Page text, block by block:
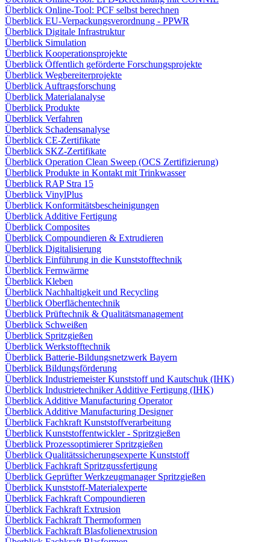
Überblick Online-Tool: PCF selbst berechnen
Überblick EU-Verpackungsverordnung - PPWR
Überblick Digitale Infrastruktur
Überblick Simulation
Überblick Kooperationsprojekte
Überblick Öffentlich geförderte Forschungsprojekte
Überblick Wegbereiterprojekte
Überblick Auftragsforschung
Überblick Materialanalyse
Überblick Produkte
Überblick Verfahren
Überblick Schadensanalyse
Überblick CE-Zertifikate
Überblick SKZ-Zertifikate
Überblick Operation Clean Sweep (OCS Zertifizierung)
Überblick Produkte in Kontakt mit Trinkwasser
Überblick RAP Stra 15
Überblick VinylPlus
Überblick Konformitätsbescheinigungen
Überblick Additive Fertigung
Überblick Composites
Überblick Compoundieren & Extrudieren
Überblick Digitalisierung
Überblick Einführung in die Kunststofftechnik
Überblick Fernwärme
Überblick Kleben
Überblick Nachhaltigkeit und Recycling
Überblick Oberflächentechnik
Überblick Prüftechnik & Qualitätsmanagement
Überblick Schweißen
Überblick Spritzgießen
Überblick Werkstofftechnik
Überblick Batterie-Bildungsnetzwerk Bayern
Überblick Bildungsförderung
Überblick Industriemeister Kunststoff und Kautschuk (IHK)
Überblick Industrietechniker Additive Fertigung (IHK)
Überblick Additive Manufacturing Operator
Überblick Additive Manufacturing Designer
Überblick Fachkraft Kunststoffverarbeitung
Überblick Kunststoffentwickler - Spritzgießen
Überblick Prozessoptimierer Spritzgießen
Überblick Qualitätssicherungsexperte Kunststoff
Überblick Fachkraft Spritzgussfertigung
Überblick Geprüfter Werkzeugmanager Spritzgießen
Überblick Kunststoff-Materialexperte
Überblick Fachkraft Compoundieren
Überblick Fachkraft Extrusion
Überblick Fachkraft Thermoformen
Überblick Fachkraft Blasfolienextrusion